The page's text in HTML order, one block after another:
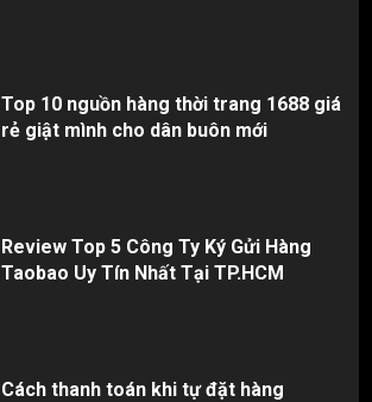
Top 10 nguồn hàng thời trang 1688 giá
rẻ giật mình cho dân buôn mới
Review Top 5 Công Ty Ký Gửi Hàng
Taobao Uy Tín Nhất Tại TP.HCM
Cách thanh toán khi tự đặt hàng